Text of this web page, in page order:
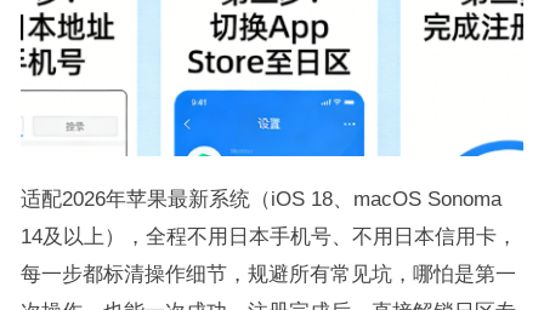
适配2026年苹果最新系统（iOS 18、macOS Sonoma
14及以上），全程不用日本手机号、不用日本信用卡，
每一步都标清操作细节，规避所有常见坑，哪怕是第一